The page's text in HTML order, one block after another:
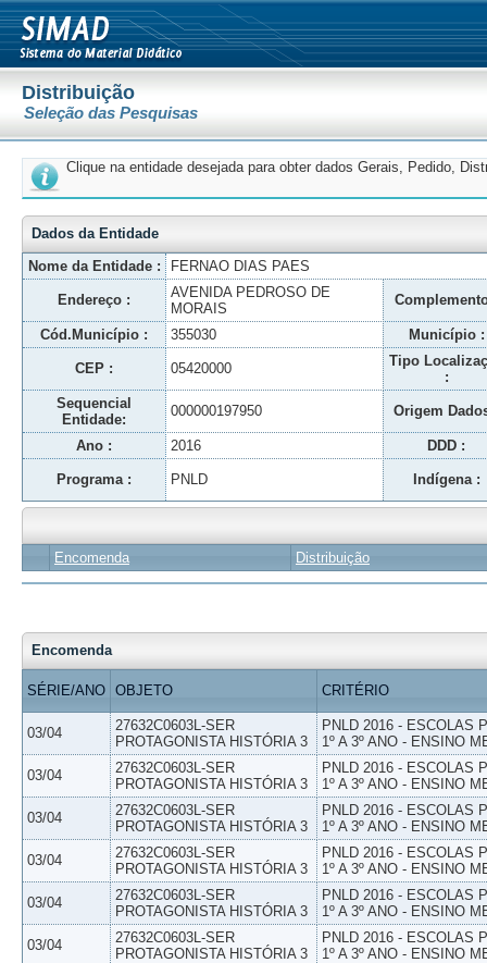
Distribuição
Seleção das Pesquisas
Clique na entidade desejada para obter dados Gerais, Pedido,
Dados da Entidade
Nome da Entidade :
FERNAO DIAS PAES
Endereço :
AVENIDA PEDROSO DE
MORAIS
Cód.Município : 355030 Município :
CEP : 05420000
Tipo
:
Sequencial
Entidade:
000000197950 Origem
Ano : 2016 DDD :
Programa : PNLD Indígena :
Encomenda Distribuição
Encomenda
SÉRIE/ANO OBJETO CRITÉRIO
03/04
27632C0603L-SER
PROTAGONISTA HISTÓRIA 3
PNLD 2016 - ESCOLAS
1º A 3º ANO - ENSINO
03/04
27632C0603L-SER
PROTAGONISTA HISTÓRIA 3
PNLD 2016 - ESCOLAS
1º A 3º ANO - ENSINO
03/04
27632C0603L-SER
PROTAGONISTA HISTÓRIA 3
PNLD 2016 - ESCOLAS
1º A 3º ANO - ENSINO
03/04
27632C0603L-SER
PROTAGONISTA HISTÓRIA 3
PNLD 2016 - ESCOLAS
1º A 3º ANO - ENSINO
03/04
27632C0603L-SER
PROTAGONISTA HISTÓRIA 3
PNLD 2016 - ESCOLAS
1º A 3º ANO - ENSINO
03/04
27632C0603L-SER
PROTAGONISTA HISTÓRIA 3
PNLD 2016 - ESCOLAS
1º A 3º ANO - ENSINO